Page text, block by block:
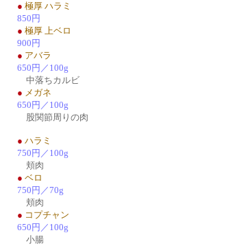
● 極厚 ハラミ
850円
● 極厚 上ベロ
900円
● アバラ
650円／100g
中落ちカルビ
● メガネ
650円／100g
股関節周りの肉
● ハラミ
750円／100g
頬肉
● ベロ
750円／70g
頬肉
● コプチャン
650円／100g
小腸